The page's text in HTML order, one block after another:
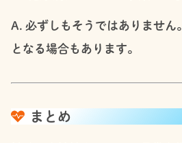
A. 必ずしもそうではありません
となる場合もあります。
まとめ